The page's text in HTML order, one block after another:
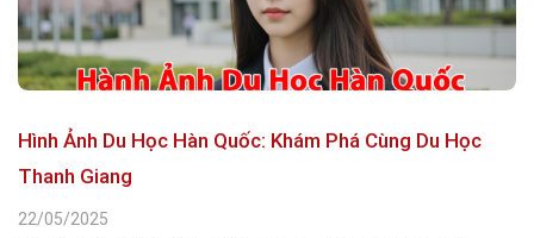
Hình Ảnh Du Học Hàn Quốc: Khám Phá Cùng Du Học
Thanh Giang
22/05/2025